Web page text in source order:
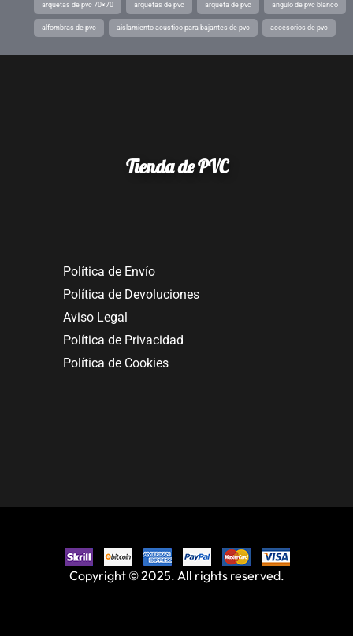
arquetas de pvc 70×70 arquetas de pvc arqueta de pvc angulo de pvc blanco
alfombras de pvc aislamiento acústico para bajantes de pvc accesorios de pvc
Tienda de PVC
Política de Envío
Política de Devoluciones
Aviso Legal
Política de Privacidad
Política de Cookies
Copyright © 2025. All rights reserved.